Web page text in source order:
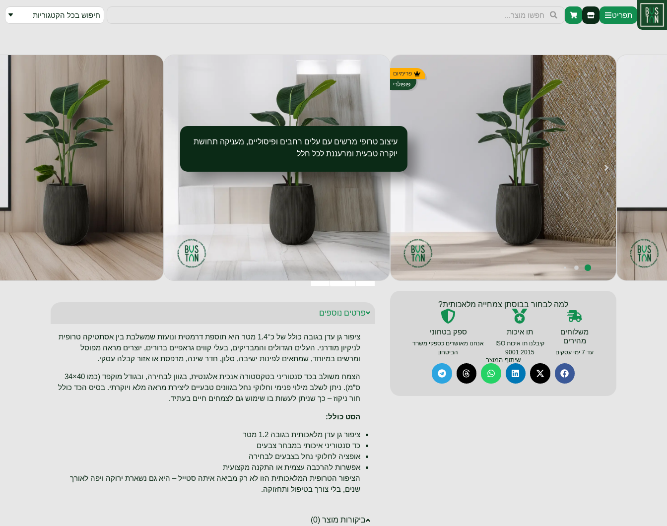
תפריט חיפוש בכל הקטגוריות
פרימיום
פופולרי
למה לבחור בבוסתן צמחייה מלאכותית?
משלוחים
מהירים
עד 7 ימי עסקים
תו איכות
קיבלנו תו איכות ISO
9001:2015
ספק בטחוני
אנחנו מאושרים כספקי משרד
הביטחון
שיתוף המוצר
מטר בכד סנטוריני
עמוד הבית צמחייה מלאכותית
/ ציפור גן עדן מלאכותית בגובה 1.2 מטר בכד סנטוריני
עיצוב טרופי מרשים עם עלים רחבים ופיסוליים, מעניקה תחושת
יוקרה טבעית ומרעננת לכל חלל
350.00₪
–
450.00₪
גובה ורוחב (כדים)
צבע הכד
+ הוספה לסל
פרטים נוספים
ציפור גן עדן בגובה כולל של כ־1.4 מטר היא תוספת דרמטית ונועזת שמשלבת בין אסתטיקה טרופית
לניקיון מודרני. העלים הגדולים והמבריקים, בעלי קווים גראפיים ברורים, יוצרים מראה מפוסל
ומרשים במיוחד, שמתאים לפינות ישיבה, סלון, חדר שינה, מרפסת או אזור קבלה עסקי.
הצמח משולב בכד סנטוריני בטקסטורה אנכית אלגנטית, בגוון לבחירה, ובגודל מוקפד (כמו 40×34
ס”מ). ניתן לשלב מילוי פנימי וחלוקי נחל בגוונים טבעיים ליצירת מראה מלא ויוקרתי. בסיס הכד כולל
חור ניקוז – כך שניתן לעשות בו שימוש גם לצמחים חיים בעתיד.
הסט כולל:
ציפור גן עדן מלאכותית בגובה 1.2 מטר
כד סנטוריני איכותי במבחר צבעים
אופציה לחלוקי נחל בצבעים לבחירה
אפשרות להרכבה עצמית או התקנה מקצועית
הציפור הטרופית המלאכותית הזו לא רק מביאה איתה סטייל – היא גם נשארת ירוקה ויפה לאורך
שנים, בלי צורך בטיפול ותחזוקה.
ביקורות מוצר (0)